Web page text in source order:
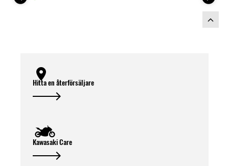
Hitta en återförsäljare
Kawasaki Care